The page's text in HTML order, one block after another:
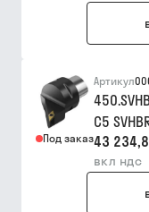
Под заказ
Артикул
C5
43
вкл ндс